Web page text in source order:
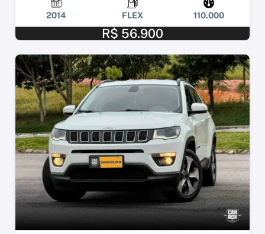
2014 FLEX 110.000
R$ 56.900